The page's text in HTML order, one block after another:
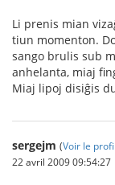
Li prenis mian
tiun momenton.
sango brulis sub
anhelanta, miaj
Miaj lipoj disiĝis
sergejm (Voir le profil
22 avril 2009 09:54:27